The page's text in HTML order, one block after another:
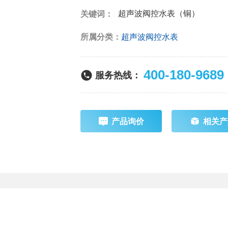
关键词： 超声波阀控水表（铜）
所属分类： 超声波阀控水表
服务热线： 400-180-9689
产品询价 相关